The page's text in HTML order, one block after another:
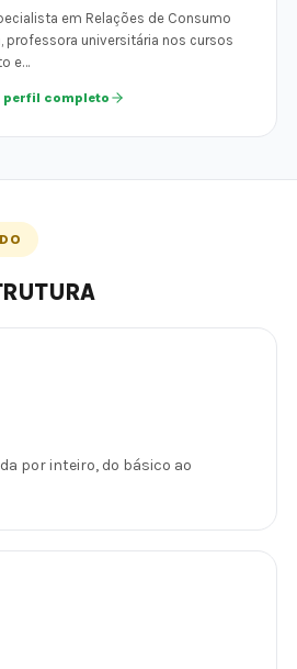
em Relações de Consumo
professora universitária nos cursos
e…
perfil completo
por inteiro, do básico ao